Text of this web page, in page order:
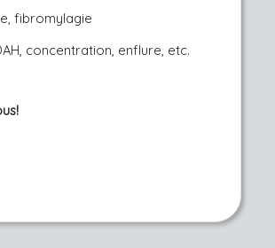
fibromylagie
concentration, enflure, etc.